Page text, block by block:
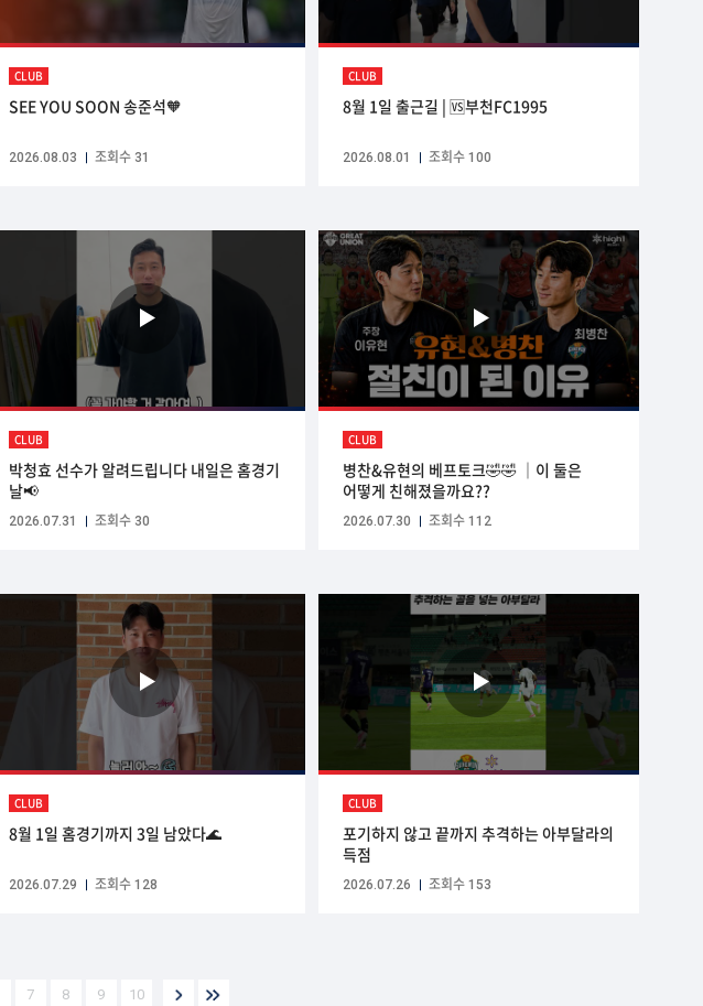
CLUB
SEE YOU SOON 송준석🧡
2026.08.03 조회수 31
CLUB
8월 1일 출근길 | 🆚부천FC1995
2026.08.01 조회수 100
CLUB
박청효 선수가 알려드립니다 내일은 홈경기
날📢
2026.07.31 조회수 30
CLUB
병찬&유현의 베프토크🤣🤣 ｜이 둘은
어떻게 친해졌을까요??
2026.07.30 조회수 112
CLUB
8월 1일 홈경기까지 3일 남았다🌊
2026.07.29 조회수 128
CLUB
포기하지 않고 끝까지 추격하는 아부달라의
득점
2026.07.26 조회수 153
7 8 9 10